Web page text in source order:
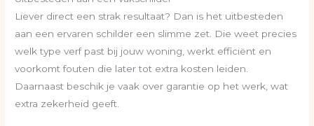
Liever direct een strak resultaat? Dan is het uitbesteden
aan een ervaren schilder een slimme zet. Die weet precies
welk type verf past bij jouw woning, werkt efficiënt en
voorkomt fouten die later tot extra kosten leiden.
Daarnaast beschik je vaak over garantie op het werk, wat
extra zekerheid geeft.